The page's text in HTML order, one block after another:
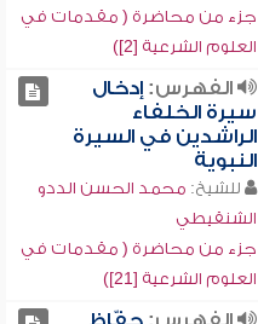
جزء من محاضرة ( مقدمات في
العلوم الشرعية [2])
الفهرس:إدخال
سيرة الخلفاء
الراشدين في السيرة
النبوية
للشيخ: محمد الحسن الددو
الشنقيطي
جزء من محاضرة ( مقدمات في
العلوم الشرعية [21])